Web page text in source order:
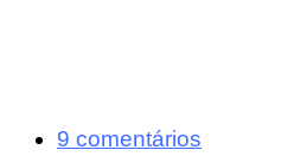
9 comentários